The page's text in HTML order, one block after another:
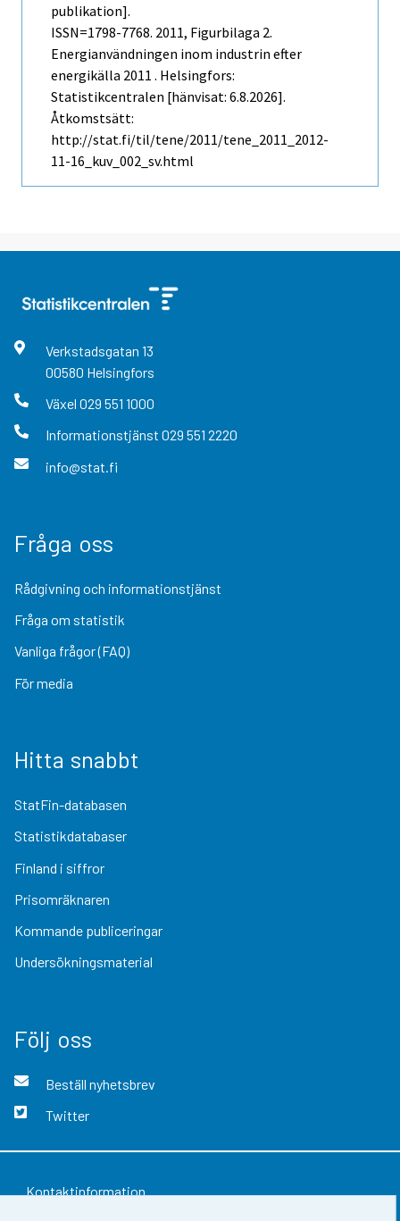
publikation].
ISSN=1798-7768. 2011, Figurbilaga 2.
Energianvändningen inom industrin efter
energikälla 2011 . Helsingfors:
Statistikcentralen [hänvisat: 6.8.2026].
Åtkomstsätt:
http://stat.fi/til/tene/2011/tene_2011_2012-
11-16_kuv_002_sv.html
Verkstadsgatan 13
00580 Helsingfors
Växel 029 551 1000
Informationstjänst 029 551 2220
info@stat.fi
Fråga oss
Rådgivning och informationstjänst
Fråga om statistik
Vanliga frågor (FAQ)
För media
Hitta snabbt
StatFin-databasen
Statistikdatabaser
Finland i siffror
Prisomräknaren
Kommande publiceringar
Undersökningsmaterial
Följ oss
Beställ nyhetsbrev
Twitter
Kontaktinformation